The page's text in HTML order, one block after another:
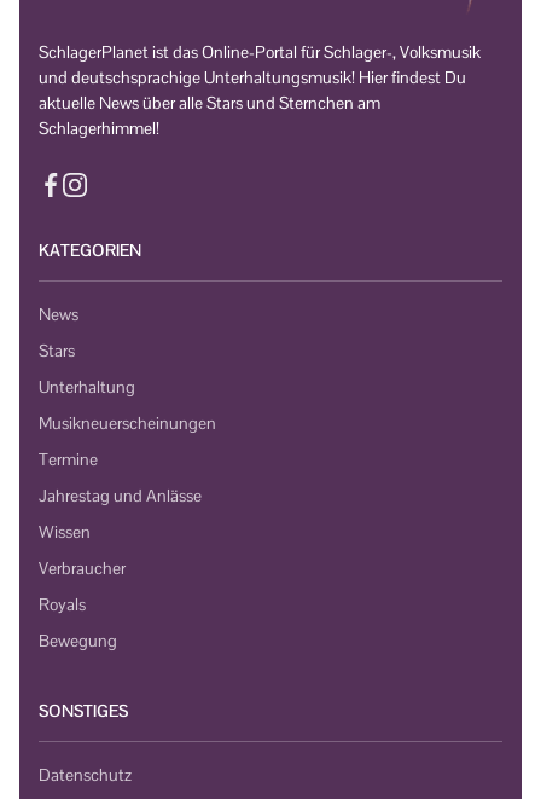
SchlagerPlanet ist das Online-Portal für Schlager-, Volksmusik
und deutschsprachige Unterhaltungsmusik! Hier findest Du
aktuelle News über alle Stars und Sternchen am
Schlagerhimmel!
KATEGORIEN
News
Stars
Unterhaltung
Musikneuerscheinungen
Termine
Jahrestag und Anlässe
Wissen
Verbraucher
Royals
Bewegung
SONSTIGES
Datenschutz